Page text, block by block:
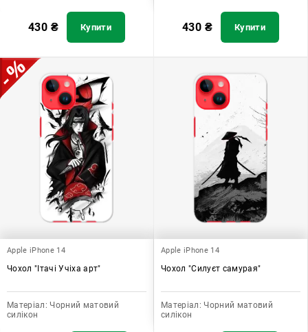
430 ₴ Купити 430 ₴ Купити
Apple iPhone 14
Чохол "Ітачі Учіха арт"
Матеріал: Чорний матовий
силікон
Apple iPhone 14
Чохол "Силуєт самурая"
Матеріал: Чорний матовий
силікон